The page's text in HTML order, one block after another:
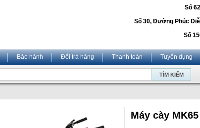
Số
Số 30, Đường Phúc
Số
Bảo hành Đổi trả hàng Thanh toán Tuyển dụng
Máy cày MK65